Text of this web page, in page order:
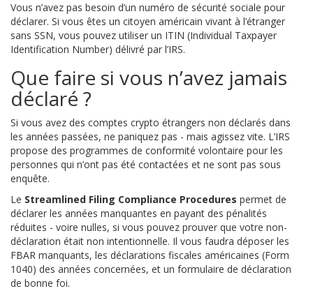
Vous n’avez pas besoin d’un numéro de sécurité sociale pour
déclarer. Si vous êtes un citoyen américain vivant à l’étranger
sans SSN, vous pouvez utiliser un ITIN (Individual Taxpayer
Identification Number) délivré par l’IRS.
Que faire si vous n’avez jamais
déclaré ?
Si vous avez des comptes crypto étrangers non déclarés dans
les années passées, ne paniquez pas - mais agissez vite. L’IRS
propose des programmes de conformité volontaire pour les
personnes qui n’ont pas été contactées et ne sont pas sous
enquête.
Le Streamlined Filing Compliance Procedures permet de
déclarer les années manquantes en payant des pénalités
réduites - voire nulles, si vous pouvez prouver que votre non-
déclaration était non intentionnelle. Il vous faudra déposer les
FBAR manquants, les déclarations fiscales américaines (Form
1040) des années concernées, et un formulaire de déclaration
de bonne foi.